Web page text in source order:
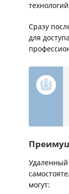
Сразу
для
Удаленный
могут: